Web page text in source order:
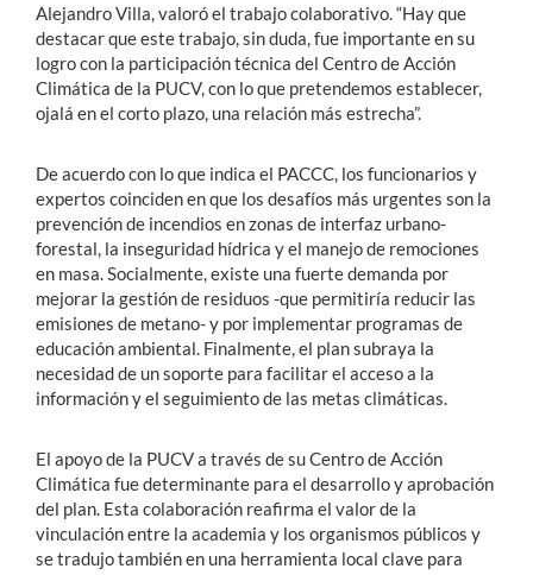
Alejandro Villa, valoró el trabajo colaborativo. “Hay que
destacar que este trabajo, sin duda, fue importante en su
logro con la participación técnica del Centro de Acción
Climática de la PUCV, con lo que pretendemos establecer,
ojalá en el corto plazo, una relación más estrecha”.
De acuerdo con lo que indica el PACCC, los funcionarios y
expertos coinciden en que los desafíos más urgentes son la
prevención de incendios en zonas de interfaz urbano-
forestal, la inseguridad hídrica y el manejo de remociones
en masa. Socialmente, existe una fuerte demanda por
mejorar la gestión de residuos -que permitiría reducir las
emisiones de metano- y por implementar programas de
educación ambiental. Finalmente, el plan subraya la
necesidad de un soporte para facilitar el acceso a la
información y el seguimiento de las metas climáticas.
El apoyo de la PUCV a través de su Centro de Acción
Climática fue determinante para el desarrollo y aprobación
del plan. Esta colaboración reafirma el valor de la
vinculación entre la academia y los organismos públicos y
se tradujo también en una herramienta local clave para